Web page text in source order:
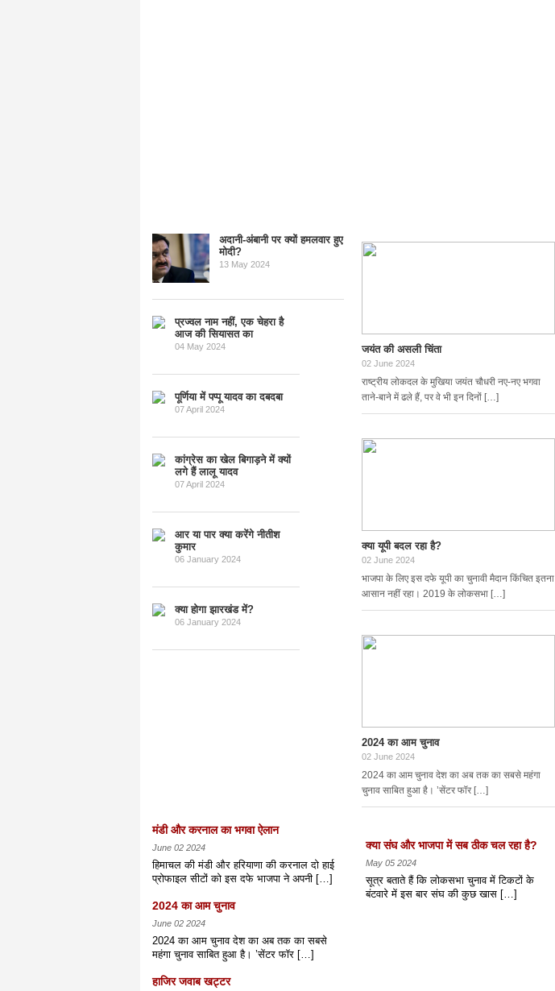
अदानी-अंबानी पर क्यों हमलवार हुए
मोदी?
13 May 2024
प्रज्वल नाम नहीं, एक चेहरा है
आज की सियासत का
04 May 2024
पूर्णिया में पप्पू यादव का दबदबा
07 April 2024
कांग्रेस का खेल बिगाड़ने में क्यों
लगे हैं लालू यादव
07 April 2024
आर या पार क्या करेंगे नीतीश
कुमार
06 January 2024
क्या होगा झारखंड में?
06 January 2024
जयंत की असली चिंता
02 June 2024
राष्ट्रीय लोकदल के मुखिया जयंत चौधरी नए-नए भगवा
ताने-बाने में ढले हैं, पर वे भी इन दिनों […]
क्या यूपी बदल रहा है?
02 June 2024
भाजपा के लिए इस दफे यूपी का चुनावी मैदान किंचित इतना
आसान नहीं रहा। 2019 के लोकसभा […]
2024 का आम चुनाव
02 June 2024
2024 का आम चुनाव देश का अब तक का सबसे महंगा
चुनाव साबित हुआ है। ’सेंटर फॉर […]
मंडी और करनाल का भगवा ऐलान
June 02 2024
हिमाचल की मंडी और हरियाणा की करनाल दो हाई
प्रोफाइल सीटों को इस दफे भाजपा ने अपनी […]
2024 का आम चुनाव
June 02 2024
2024 का आम चुनाव देश का अब तक का सबसे
महंगा चुनाव साबित हुआ है। ’सेंटर फॉर […]
हाजिर जवाब खट्टर
क्या संघ और भाजपा में सब ठीक चल रहा है?
May 05 2024
सूत्र बताते हैं कि लोकसभा चुनाव में टिकटों के
बंटवारे में इस बार संघ की कुछ खास […]